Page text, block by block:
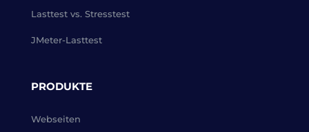
Lasttest vs. Stresstest
JMeter-Lasttest
PRODUKTE
Webseiten